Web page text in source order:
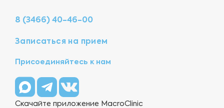
8 (3466) 40-46-00
Записаться на прием
Присоединяйтесь к нам
Скачайте приложение MacroClinic